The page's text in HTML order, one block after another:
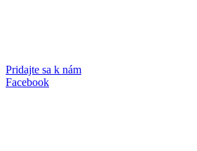
Pridajte sa k nám
Facebook